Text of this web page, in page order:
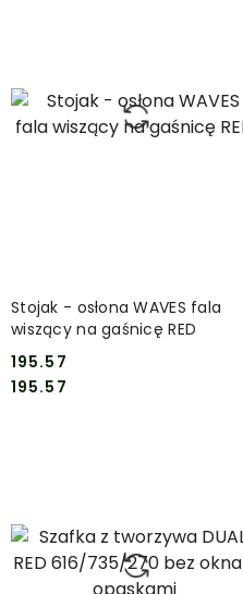
Stojak - osłona WAVES fala
wiszący na gaśnicę RED
Cena:
195.57
Cena:
195.57
DO KOSZYKA